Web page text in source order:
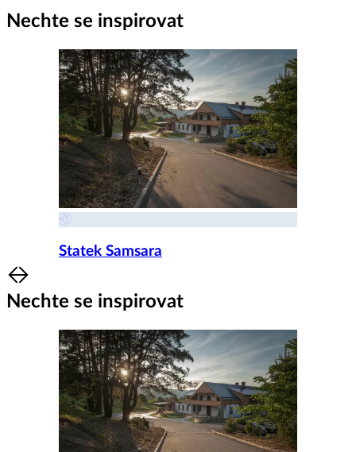
Nechte se inspirovat
Statek Samsara
Item
1
of
Nechte se inspirovat